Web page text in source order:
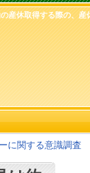
産休取得する際の、産
に関する意識調査